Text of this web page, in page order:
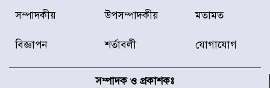
রাজধানীর উত্তরা আঞ্চলিক পাসপোর্ট
অফিসের সামনে দালাল চক্রের ১৩ জন
করেছে র‌্যাব-১
চূড়ান্ত পর্যায়ে : ইরান
সম্পাদকীয় উপসম্পাদকীয় মতামত
বিজ্ঞাপন শর্তাবলী যোগাযোগ
সম্পাদক ও প্রকাশকঃ